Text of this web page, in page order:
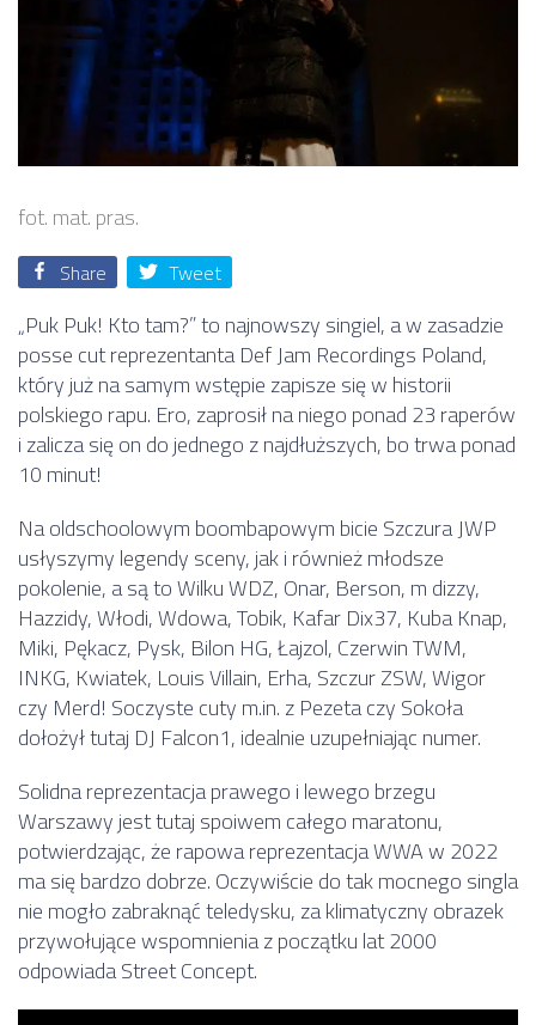
fot. mat. pras.
Share Tweet
„Puk Puk! Kto tam?” to najnowszy singiel, a w zasadzie
posse cut reprezentanta Def Jam Recordings Poland,
który już na samym wstępie zapisze się w historii
polskiego rapu. Ero, zaprosił na niego ponad 23 raperów
i zalicza się on do jednego z najdłuższych, bo trwa ponad
10 minut!
Na oldschoolowym boombapowym bicie Szczura JWP
usłyszymy legendy sceny, jak i również młodsze
pokolenie, a są to Wilku WDZ, Onar, Berson, m dizzy,
Hazzidy, Włodi, Wdowa, Tobik, Kafar Dix37, Kuba Knap,
Miki, Pękacz, Pysk, Bilon HG, Łajzol, Czerwin TWM,
INKG, Kwiatek, Louis Villain, Erha, Szczur ZSW, Wigor
czy Merd! Soczyste cuty m.in. z Pezeta czy Sokoła
dołożył tutaj DJ Falcon1, idealnie uzupełniając numer.
Solidna reprezentacja prawego i lewego brzegu
Warszawy jest tutaj spoiwem całego maratonu,
potwierdzając, że rapowa reprezentacja WWA w 2022
ma się bardzo dobrze. Oczywiście do tak mocnego singla
nie mogło zabraknąć teledysku, za klimatyczny obrazek
przywołujące wspomnienia z początku lat 2000
odpowiada Street Concept.